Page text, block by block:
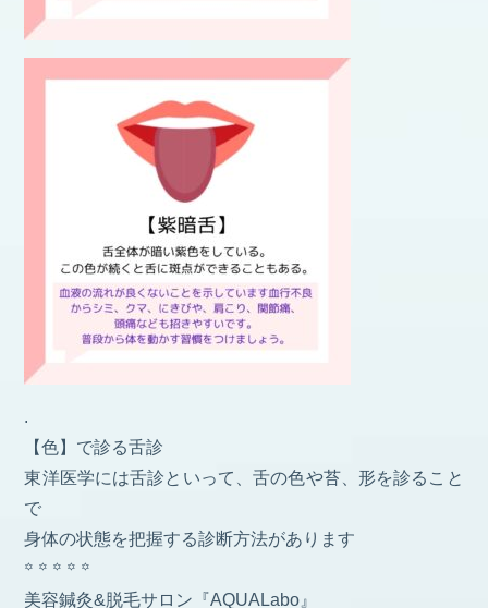
.
【色】で診る舌診
東洋医学には舌診といって、舌の色や苔、形を診ること
で
身体の状態を把握する診断方法があります
꙳ ꙳ ꙳ ꙳ ꙳
美容鍼灸&脱毛サロン『AQUALabo』